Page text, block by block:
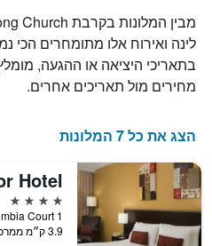
לינה ואירוח אלו מתומחרים הכי
בתאריכי היציאה או ההגעה,
מחירים מול תאריכים אחרים.
הצג את כל 7 המלונות
4 כוכבים
3.9 ק״מ ממרכז העיר